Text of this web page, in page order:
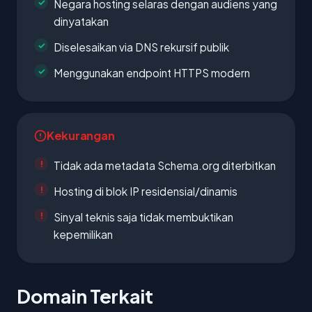
Negara hosting selaras dengan audiens yang
dinyatakan
Diselesaikan via DNS rekursif publik
Menggunakan endpoint HTTPS modern
Kekurangan
Tidak ada metadata Schema.org diterbitkan
Hosting di blok IP residensial/dinamis
Sinyal teknis saja tidak membuktikan
kepemilikan
Domain Terkait